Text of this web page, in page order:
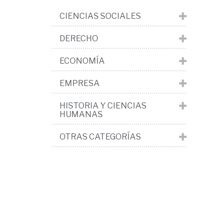
CIENCIAS SOCIALES
DERECHO
ECONOMÍA
EMPRESA
HISTORIA Y CIENCIAS
HUMANAS
OTRAS CATEGORÍAS